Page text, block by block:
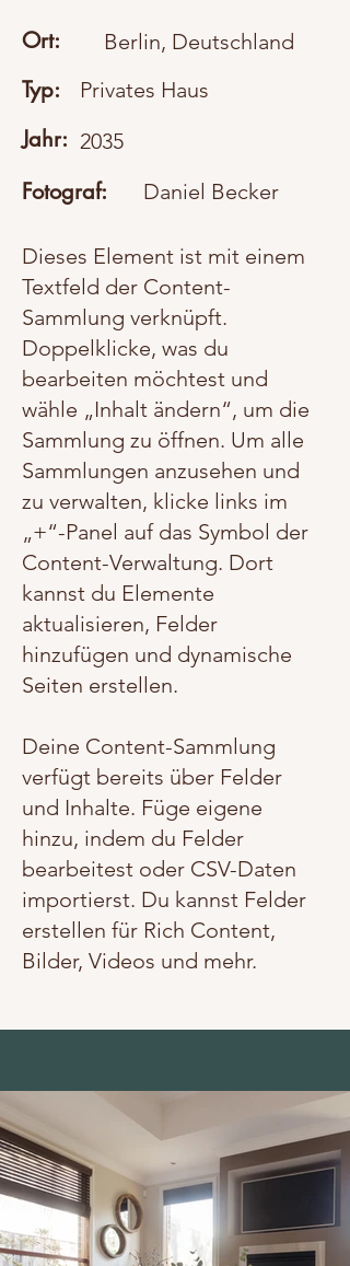
Ort: Berlin, Deutschland
Typ: Privates Haus
Jahr: 2035
Fotograf: Daniel Becker
Dieses Element ist mit einem
Textfeld der Content-
Sammlung verknüpft.
Doppelklicke, was du
bearbeiten möchtest und
wähle „Inhalt ändern“, um die
Sammlung zu öffnen. Um alle
Sammlungen anzusehen und
zu verwalten, klicke links im
„+“-Panel auf das Symbol der
Content-Verwaltung. Dort
kannst du Elemente
aktualisieren, Felder
hinzufügen und dynamische
Seiten erstellen.
Deine Content-Sammlung
verfügt bereits über Felder
und Inhalte. Füge eigene
hinzu, indem du Felder
bearbeitest oder CSV-Daten
importierst. Du kannst Felder
erstellen für Rich Content,
Bilder, Videos und mehr.